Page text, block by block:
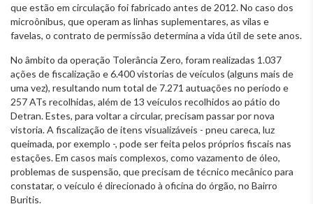
que estão em circulação foi fabricado antes de 2012. No caso dos
microônibus, que operam as linhas suplementares, as vilas e
favelas, o contrato de permissão determina a vida útil de sete anos.
No âmbito da operação Tolerância Zero, foram realizadas 1.037
ações de fiscalização e 6.400 vistorias de veículos (alguns mais de
uma vez), resultando num total de 7.271 autuações no período e
257 ATs recolhidas, além de 13 veículos recolhidos ao pátio do
Detran. Estes, para voltar a circular, precisam passar por nova
vistoria. A fiscalização de itens visualizáveis - pneu careca, luz
queimada, por exemplo -, pode ser feita pelos próprios fiscais nas
estações. Em casos mais complexos, como vazamento de óleo,
problemas de suspensão, que precisam de técnico mecânico para
constatar, o veículo é direcionado à oficina do órgão, no Bairro
Buritis.